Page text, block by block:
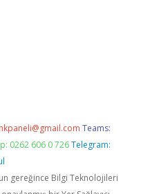
Teams:
0262 606 0 726 Telegram:
gereğince Bilgi Teknolojileri